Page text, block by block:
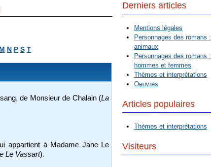
M N P S T
de Monsieur de Chalain (La
appartient à Madame Jane Le
Le Vassart).
Derniers articles
Mentions légales
Personnages des romans :
animaux
Personnages des romans :
hommes et femmes
Thèmes et interprétations
Oeuvres
Articles populaires
Thèmes et interprétations
Visiteurs